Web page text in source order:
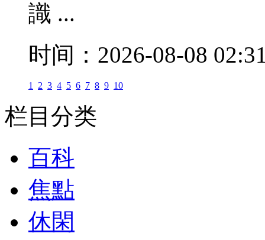
識 ...
时间：2026-08-08
1 2 3 4 5 6 7 8 9 10
栏目分类
百科
焦點
休閑